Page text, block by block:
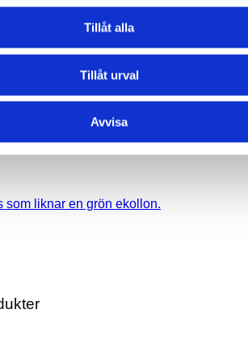
Tillåt alla
Tillåt urval
Avvisa